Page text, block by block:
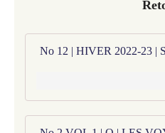
No 12 | HIVER 2022-23 |